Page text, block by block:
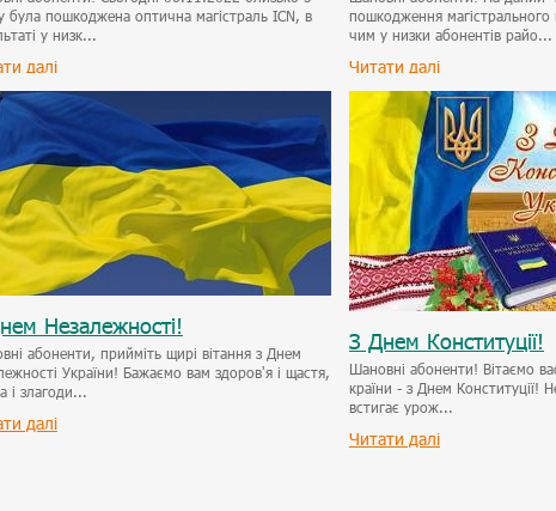
була пошкоджена оптична магістраль ICN, в
у низк...
далі
пошкодження магістрального
чим у низки абонентів райо...
Читати далі
Незалежності!
абоненти, прийміть щирі вітання з Днем
України! Бажаємо вам здоров'я і щастя,
і злагоди...
далі
З Днем Конституції!
Шановні абоненти! Вітаємо
країни - з Днем Конституції!
встигає урож...
Читати далі